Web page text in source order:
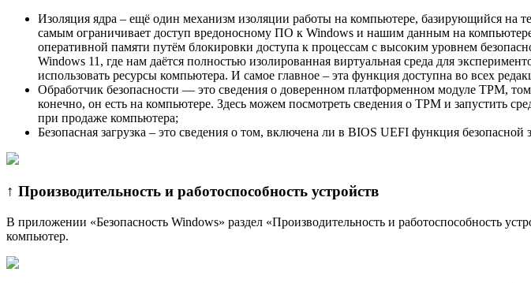
Изоляция ядра – ещё один механизм изоляции работы на компьютере, базирующийся на
самым ограничивает доступ вредоносному ПО к Windows и нашим данным на
оперативной памяти путём блокировки доступа к процессам с высоким уровнем
Windows 11, где нам даётся полностью изолированная виртуальная среда для
использовать ресурсы компьютера. И самое главное – эта функция доступна во всех
Обработчик безопасности — это сведения о доверенном платформенном модуле TPM,
конечно, он есть на компьютере. Здесь можем посмотреть сведения о TPM и запустить
при продаже компьютера;
Безопасная загрузка – это сведения о том, включена ли в BIOS UEFI функция безопасной
↑ Производительность и работоспособность устройств
В приложении «Безопасность Windows» раздел «Производительность и работоспособность
компьютер.